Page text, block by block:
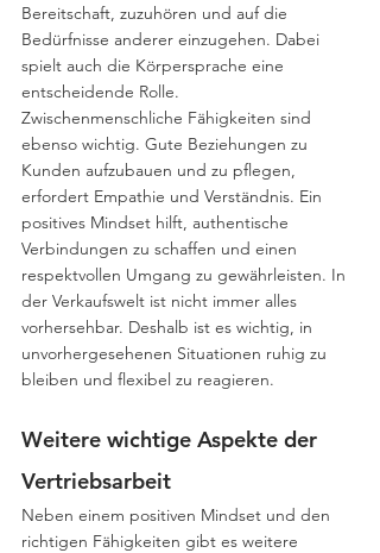
Bereitschaft, zuzuhören und auf die
Bedürfnisse anderer einzugehen. Dabei
spielt auch die Körpersprache eine
entscheidende Rolle.
Zwischenmenschliche Fähigkeiten sind
ebenso wichtig. Gute Beziehungen zu
Kunden aufzubauen und zu pflegen,
erfordert Empathie und Verständnis. Ein
positives Mindset hilft, authentische
Verbindungen zu schaffen und einen
respektvollen Umgang zu gewährleisten. In
der Verkaufswelt ist nicht immer alles
vorhersehbar. Deshalb ist es wichtig, in
unvorhergesehenen Situationen ruhig zu
bleiben und flexibel zu reagieren.
Weitere wichtige Aspekte der
Vertriebsarbeit
Neben einem positiven Mindset und den
richtigen Fähigkeiten gibt es weitere